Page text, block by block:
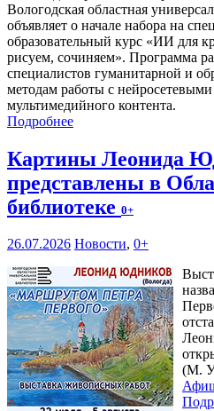
Вологодская областная
объявляет о начале набора на
образовательный курс «ИИ для
рисуем, сочиняем». Программа
специалистов гуманитарной и
методам работы с
мультимедийного контента.
Подробнее
Картины Леонида
представлены в
библиотеке 0+
26.07.2026 Новости, 0+
(М.